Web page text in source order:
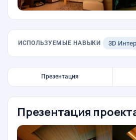
ИСПОЛЬЗУЕМЫЕ НАВЫКИ 3D
Презентация
Презентация